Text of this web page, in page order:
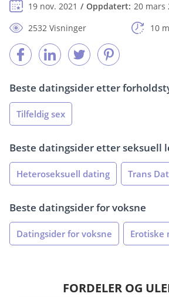
19 nov. 2021
Oppdatert: 20 mars
2532 Visninger
10
Beste datingsider etter
Tilfeldig sex
Beste datingsider etter seksuell
Heteroseksuell dating Trans
Beste datingsider for voksne
Datingsider for voksne Erotiske
FORDELER OG